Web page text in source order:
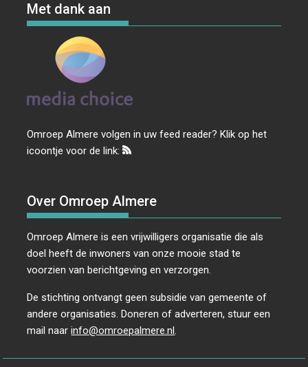
Met dank aan
Omroep Almere volgen in uw feed reader? Klik op het
icoontje voor de link:
Over Omroep Almere
Omroep Almere is een vrijwilligers organisatie die als
doel heeft de inwoners van onze mooie stad te
voorzien van berichtgeving en verzorgen.
De stichting ontvangt geen subsidie van gemeente of
andere organisaties. Doneren of adverteren, stuur een
mail naarinfo@omroepalmere.nl.